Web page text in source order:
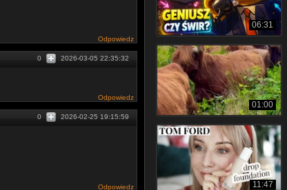
Odpowiedz
2026-03-05 22:35:32
0
Odpowiedz
2026-02-25 19:15:59
0
Odpowiedz
06:31
01:00
11:47